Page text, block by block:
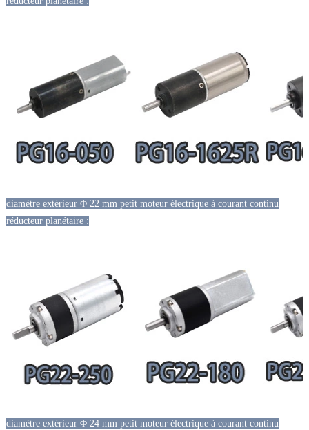
diamètre extérieur Φ 22 mm petit moteur électrique à courant continu
réducteur planétaire :
diamètre extérieur Φ 24 mm petit moteur électrique à courant continu